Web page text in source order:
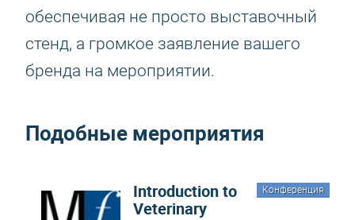
обеспечивая не просто выставочный
стенд, а громкое заявление вашего
бренда на мероприятии.
Подобные мероприятия
Конференция
Introduction to
Veterinary